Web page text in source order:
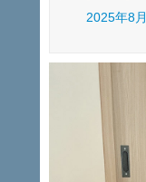
2025年8